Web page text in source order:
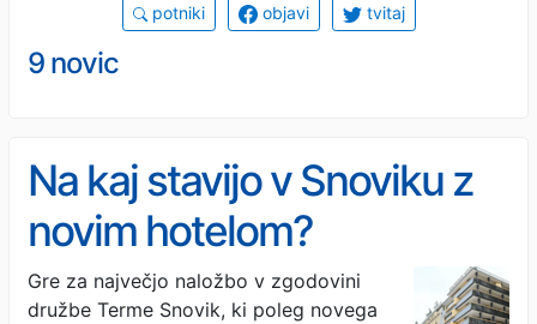
potniki objavi tvitaj
9 novic
Na kaj stavijo v Snoviku z
novim hotelom?
Gre za največjo naložbo v zgodovini
družbe Terme Snovik, ki poleg novega